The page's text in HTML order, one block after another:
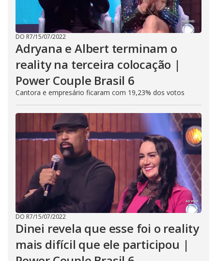
DO R7/15/07/2022
Adryana e Albert terminam o
reality na terceira colocação |
Power Couple Brasil 6
Cantora e empresário ficaram com 19,23% dos votos
DO R7/15/07/2022
Dinei revela que esse foi o reality
mais difícil que ele participou |